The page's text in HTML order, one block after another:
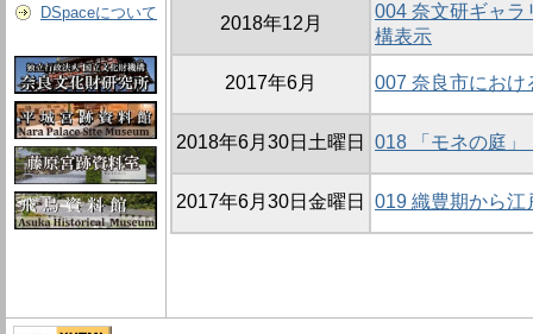
DSpaceについて
2018年12月
004 奈文研ギャラ
構表示
2017年6月 007 奈良市におけ
2018年6月30日土曜日 018 「モネの庭
2017年6月30日金曜日 019 織豊期から江